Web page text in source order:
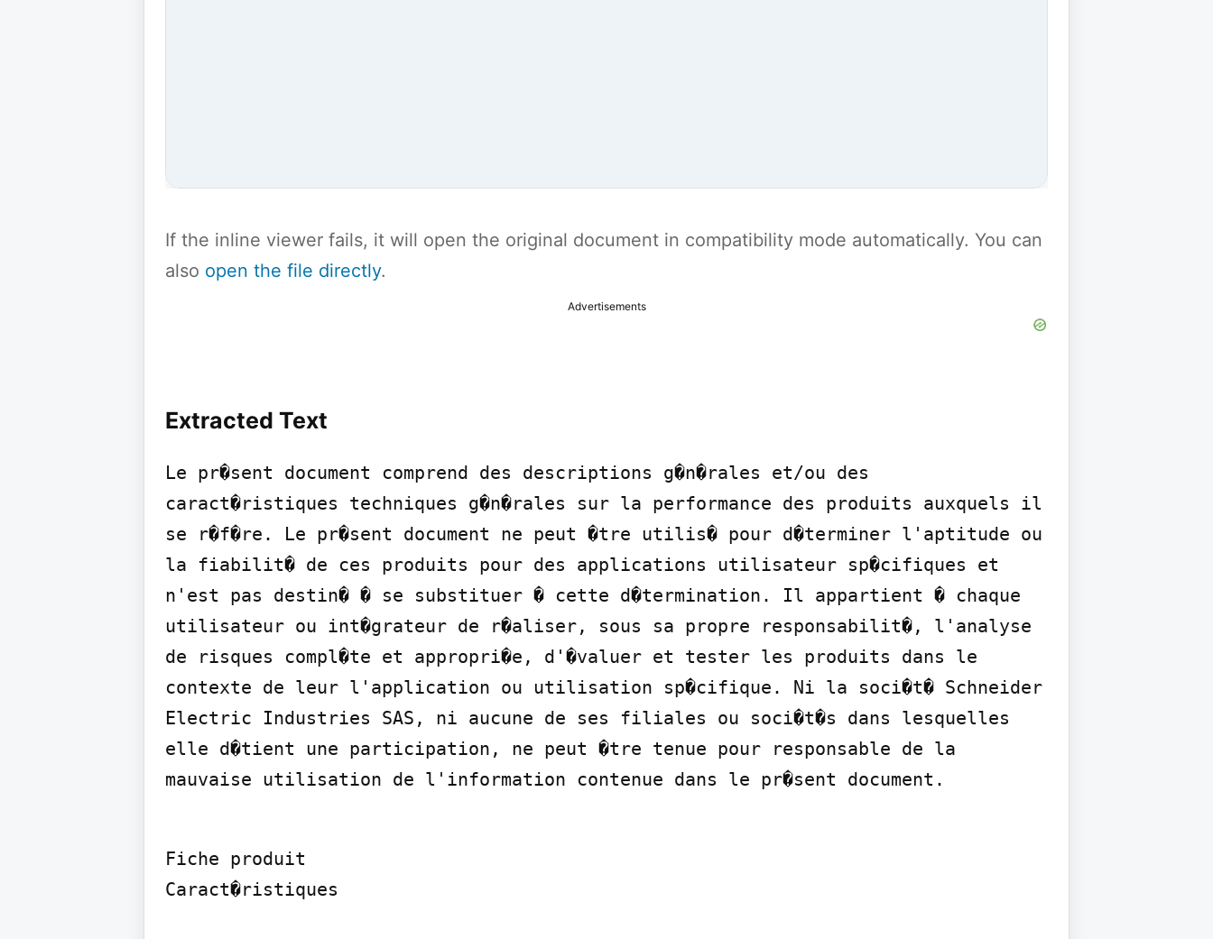
If the inline viewer fails, it will open the original document in compatibility mode automatically. You can
also open the file directly.
Advertisements
Extracted Text
Le pr�sent document comprend des descriptions g�n�rales et/ou des
caract�ristiques techniques g�n�rales sur la performance des produits auxquels il
se r�f�re. Le pr�sent document ne peut �tre utilis� pour d�terminer l'aptitude ou
la fiabilit� de ces produits pour des applications utilisateur sp�cifiques et
n'est pas destin� � se substituer � cette d�termination. Il appartient � chaque
utilisateur ou int�grateur de r�aliser, sous sa propre responsabilit�, l'analyse
de risques compl�te et appropri�e, d'�valuer et tester les produits dans le
contexte de leur l'application ou utilisation sp�cifique. Ni la soci�t� Schneider
Electric Industries SAS, ni aucune de ses filiales ou soci�t�s dans lesquelles
elle d�tient une participation, ne peut �tre tenue pour responsable de la
mauvaise utilisation de l'information contenue dans le pr�sent document.
Fiche produit
Caract�ristiques